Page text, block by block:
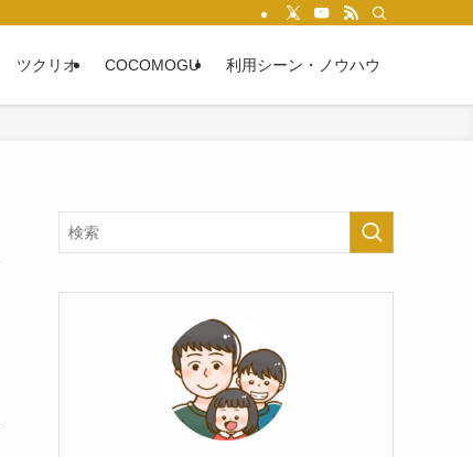
ツクリオ COCOMOGU 利用シーン・ノウハウ